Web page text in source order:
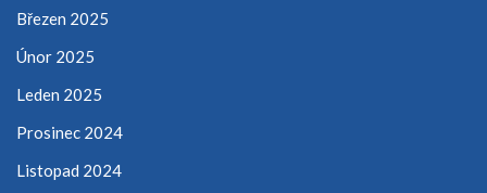
Březen 2025
Únor 2025
Leden 2025
Prosinec 2024
Listopad 2024